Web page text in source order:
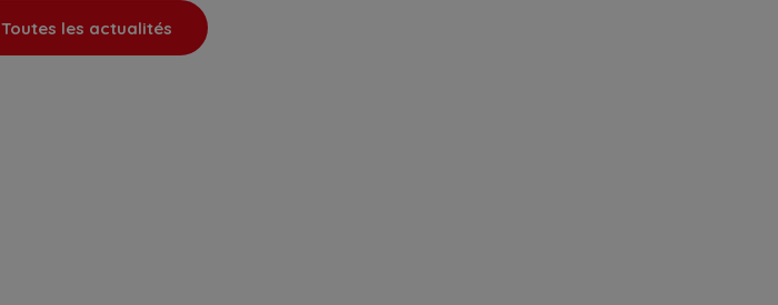
Toutes les actualités